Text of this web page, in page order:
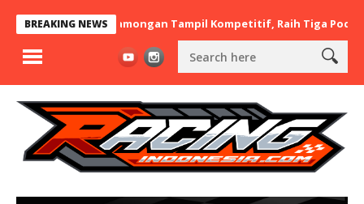
BREAKING NEWS
Asal Lamongan Tampil Kompetitif, Raih Tiga Podium di